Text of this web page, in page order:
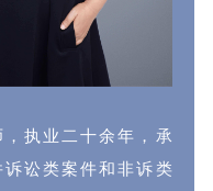
执业二十余年，承
诉讼类案件和非诉类